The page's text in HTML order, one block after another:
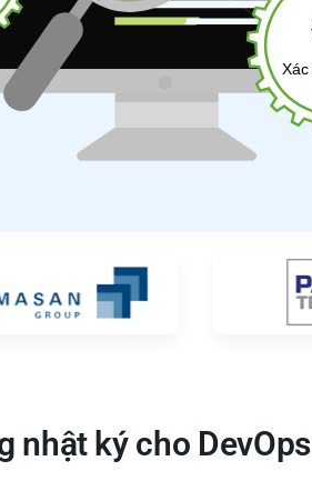
nhật ký cho DevOps